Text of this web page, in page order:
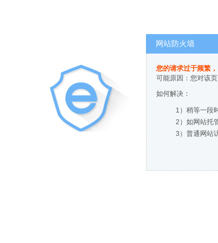
网站防火墙
您的请求过于频繁
可能原因：您对该
如何解决：
1）稍等一段
2）如网站托
3）普通网站